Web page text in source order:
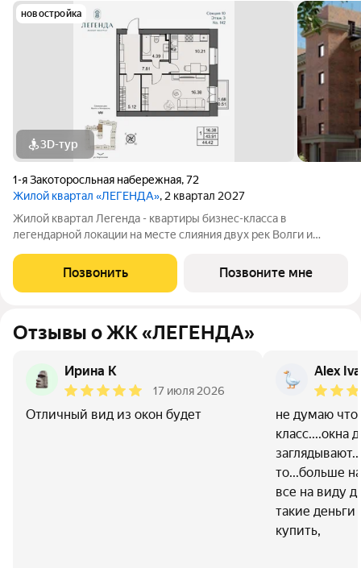
новостройка
3D-тур
1-я Закоторосльная набережная,72
Жилой квартал «ЛЕГЕНДА», 2 квартал 2027
Жилой квартал Легенда - квартиры бизнес-класса в
легендарной локации на месте слияния двух рек Волги и
граничит с природным парком на
Позвонить Позвоните мне
Отзывы о ЖК «ЛЕГЕНДА»
Ирина К
17 июля 2026
Отличный вид из окон будет
Alex
не думаю что
класс....окна
то...больше
все на виду
такие
купить,